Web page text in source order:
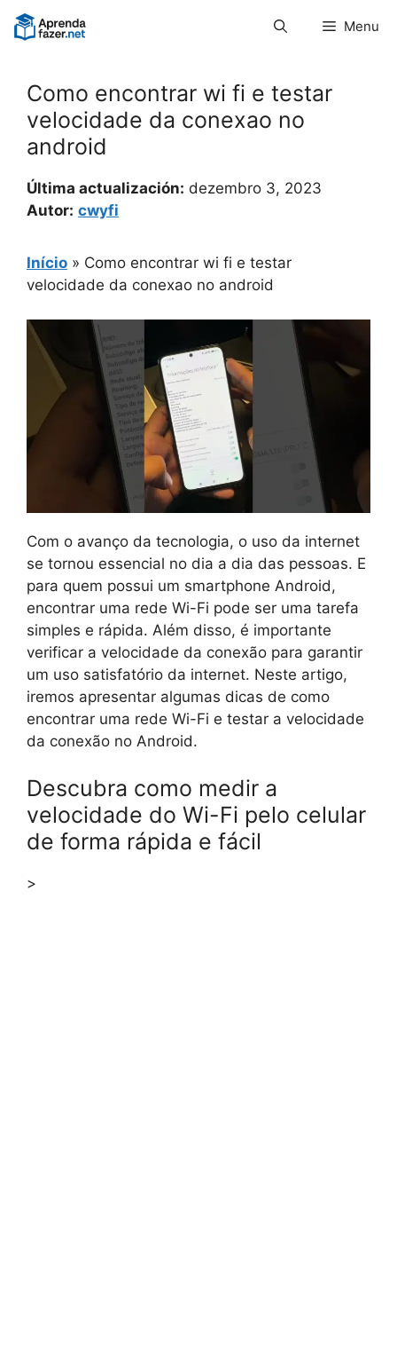
Pular
para
Menu
Como encontrar wi fi e testar
velocidade da conexao no
android
Última actualización: dezembro 3, 2023
Autor: cwyfi
Início » Como encontrar wi fi e testar
velocidade da conexao no android
Com o avanço da tecnologia, o uso da internet
se tornou essencial no dia a dia das pessoas. E
para quem possui um smartphone Android,
encontrar uma rede Wi-Fi pode ser uma tarefa
simples e rápida. Além disso, é importante
verificar a velocidade da conexão para garantir
um uso satisfatório da internet. Neste artigo,
iremos apresentar algumas dicas de como
encontrar uma rede Wi-Fi e testar a velocidade
da conexão no Android.
Descubra como medir a
velocidade do Wi-Fi pelo celular
de forma rápida e fácil
>